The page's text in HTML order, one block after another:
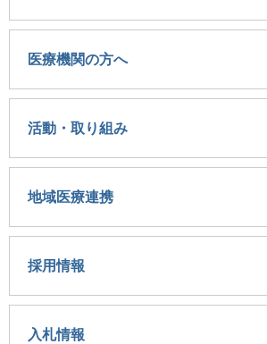
医療機関の方へ
活動・取り組み
地域医療連携
採用情報
入札情報